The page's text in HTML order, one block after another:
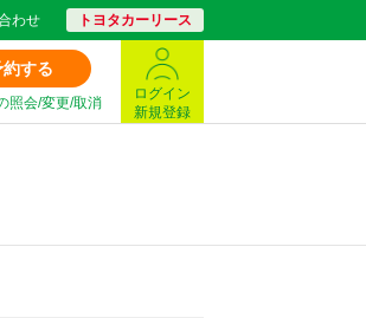
わせ トヨタカーリース
約する
照会/変更/取消
ログイン
新規登録